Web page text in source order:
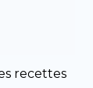
recettes